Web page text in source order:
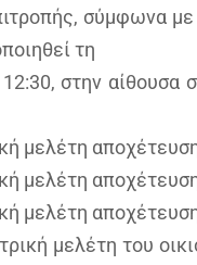
σύμφωνα
τη
στην
μελέτη
μελέτη
μελέτη
μελέτη του